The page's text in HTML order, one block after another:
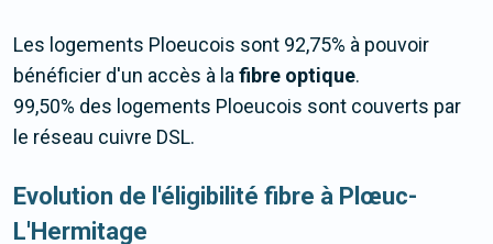
Les logements Ploeucois sont 92,75% à pouvoir
bénéficier d'un accès à lafibre optique.
99,50% des logements Ploeucois sont couverts par
le réseau cuivre DSL.
Evolution de l'éligibilité fibre à Plœuc-
L'Hermitage